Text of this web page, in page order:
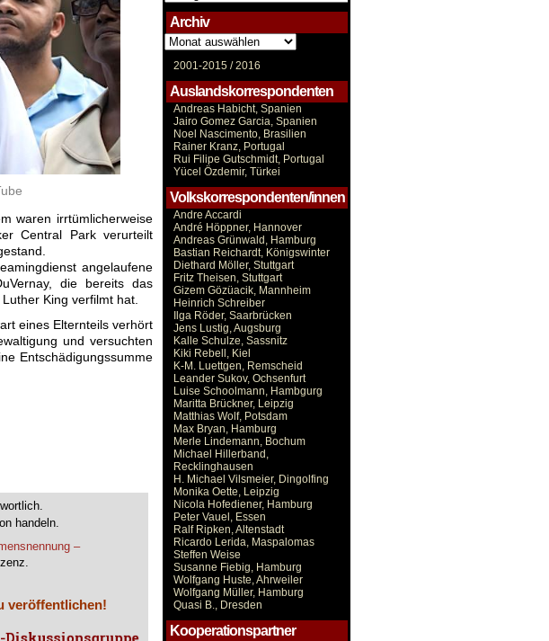
waren irrtümlicherweise
Central Park verurteilt
angelaufene
die bereits das
King verfilmt hat.
eines Elternteils verhört
und versuchten
Entschädigungssumme
handeln.
–
veröffentlichen!
innen
Archiv
Archiv
2001-2015 /2016
Auslandskorrespondenten
Andreas Habicht, Spanien
Jairo Gomez Garcia, Spanien
Noel Nascimento, Brasilien
Rainer Kranz, Portugal
Rui Filipe Gutschmidt, Portugal
Yücel Özdemir, Türkei
Volkskorrespondenten/innen
Andre Accardi
André Höppner, Hannover
Andreas Grünwald, Hamburg
Bastian Reichardt, Königswinter
Diethard Möller, Stuttgart
Fritz Theisen, Stuttgart
Gizem Gözüacik, Mannheim
Heinrich Schreiber
Ilga Röder, Saarbrücken
Jens Lustig, Augsburg
Kalle Schulze, Sassnitz
Kiki Rebell, Kiel
K-M. Luettgen, Remscheid
Leander Sukov, Ochsenfurt
Luise Schoolmann, Hambgurg
Maritta Brückner, Leipzig
Matthias Wolf, Potsdam
Max Bryan, Hamburg
Merle Lindemann, Bochum
Michael Hillerband,
Recklinghausen
H. Michael Vilsmeier, Dingolfing
Monika Oette, Leipzig
Nicola Hofediener, Hamburg
Peter Vauel, Essen
Ralf Ripken, Altenstadt
Ricardo Lerida, Maspalomas
Steffen Weise
Susanne Fiebig, Hamburg
Wolfgang Huste, Ahrweiler
Wolfgang Müller, Hamburg
Quasi B., Dresden
Kooperationspartner